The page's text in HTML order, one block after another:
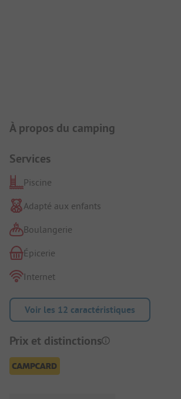
Présentation du camping
À propos du camping
Services
Piscine
Adapté aux enfants
Boulangerie
Épicerie
Internet
Voir les 12 caractéristiques
Prix et distinctions